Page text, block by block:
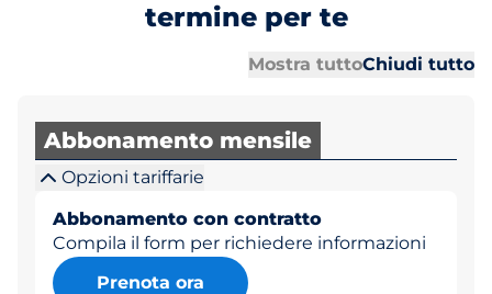
termine per te
Mostra tuttoChiudi tutto
Abbonamento mensile
Opzioni tariffarie
Abbonamento con contratto
Compila il form per richiedere informazioni
Prenota ora